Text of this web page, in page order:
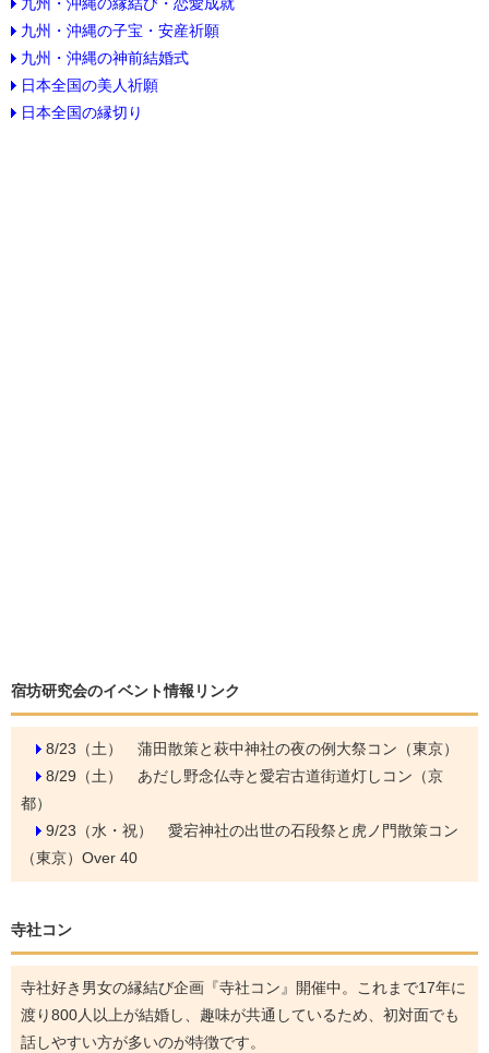
九州・沖縄の子宝・安産祈願
九州・沖縄の神前結婚式
日本全国の美人祈願
日本全国の縁切り
宿坊研究会のイベント情報リンク
8/23（土） 蒲田散策と萩中神社の夜の例大祭コン（東京）
8/29（土） あだし野念仏寺と愛宕古道街道灯しコン（京
都）
9/23（水・祝） 愛宕神社の出世の石段祭と虎ノ門散策コン
（東京）Over 40
寺社コン
寺社好き男女の縁結び企画『寺社コン』開催中。これまで17年に
渡り800人以上が結婚し、趣味が共通しているため、初対面でも
話しやすい方が多いのが特徴です。